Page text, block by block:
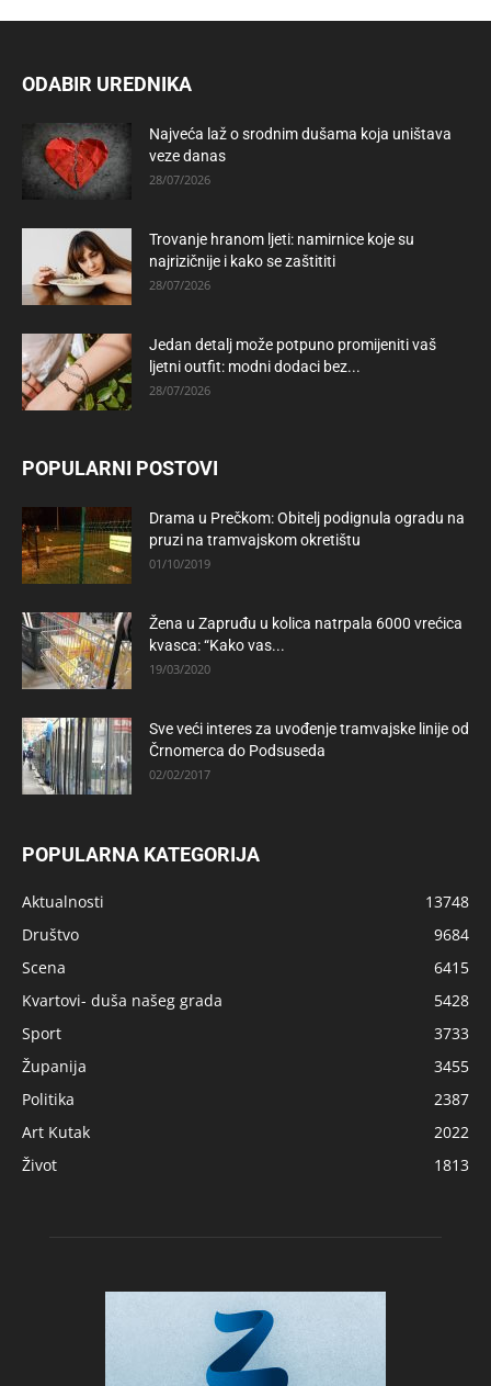
ODABIR UREDNIKA
Najveća laž o srodnim dušama koja uništava
veze danas
28/07/2026
Trovanje hranom ljeti: namirnice koje su
najrizičnije i kako se zaštititi
28/07/2026
Jedan detalj može potpuno promijeniti vaš
ljetni outfit: modni dodaci bez...
28/07/2026
POPULARNI POSTOVI
Drama u Prečkom: Obitelj podignula ogradu na
pruzi na tramvajskom okretištu
01/10/2019
Žena u Zapruđu u kolica natrpala 6000 vrećica
kvasca: “Kako vas...
19/03/2020
Sve veći interes za uvođenje tramvajske linije od
Črnomerca do Podsuseda
02/02/2017
POPULARNA KATEGORIJA
Aktualnosti
13748
Društvo
9684
Scena
6415
Kvartovi- duša našeg grada
5428
Sport
3733
Županija
3455
Politika
2387
Art Kutak
2022
Život
1813